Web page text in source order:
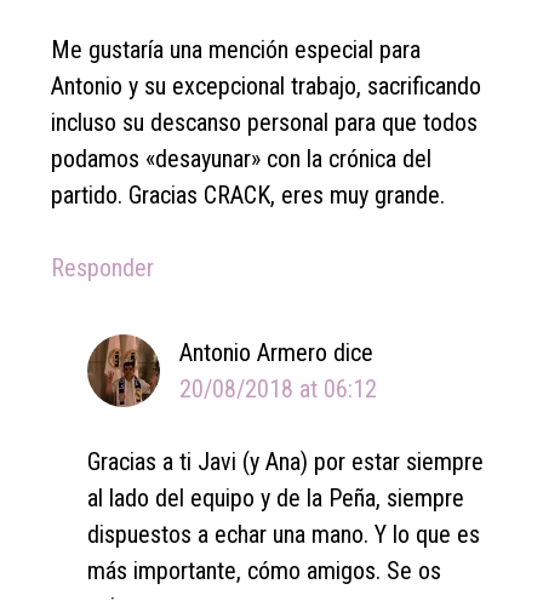
Me gustaría una mención especial para
Antonio y su excepcional trabajo, sacrificando
incluso su descanso personal para que todos
podamos «desayunar» con la crónica del
partido. Gracias CRACK, eres muy grande.
Responder
Antonio Armero dice
20/08/2018 at 06:12
Gracias a ti Javi (y Ana) por estar siempre
al lado del equipo y de la Peña, siempre
dispuestos a echar una mano. Y lo que es
más importante, cómo amigos. Se os